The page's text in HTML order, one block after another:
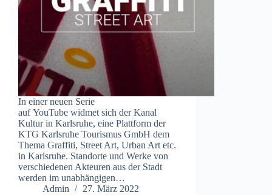
In einer neuen Serie
auf YouTube widmet sich der Kanal
Kultur in Karlsruhe, eine Plattform der
KTG Karlsruhe Tourismus GmbH dem
Thema Graffiti, Street Art, Urban Art etc.
in Karlsruhe. Standorte und Werke von
verschiedenen Akteuren aus der Stadt
werden im unabhängigen…
Admin
27. März 2022